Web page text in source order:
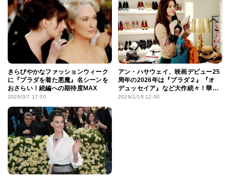
きらびやかなファッションウィーク
に『プラダを着た悪魔』名シーンを
おさらい！続編への期待度MAX
2026/3/7 17:30
アン・ハサウェイ、映画デビュー25
周年の2026年は『プラダ２』『オ
デュッセイア』など大作続々！華麗
なるキャリアをプレイバック
2026/1/18 12:00